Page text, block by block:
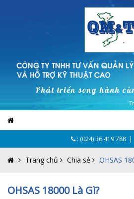
Phát triển song hành
: (024) 36 419 788 |
Trang chủ Chia sẻ OHSAS
OHSAS 18000 Là Gì?